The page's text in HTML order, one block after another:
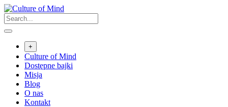
Skip
to
content
+
Culture of Mind
Dostępne bajki
Misja
Blog
O nas
Kontakt